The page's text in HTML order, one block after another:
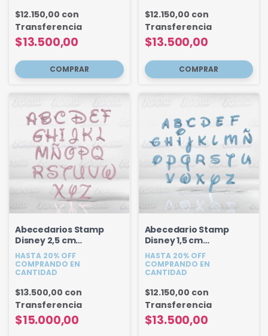
$13.500,00
$12.150,00 con
Transferencia
$13.500,00
$12.150,00 con
Transferencia
Abecedarios Stamp
Disney 2,5 cm
Mayusculas
HASTA 20% OFF
COMPRANDO EN
CANTIDAD
$15.000,00
$13.500,00 con
Transferencia
Abecedario Stamp
Disney 1,5 cm
Mayusculas (Tipografia
2)
HASTA 20% OFF
COMPRANDO EN
CANTIDAD
$13.500,00
$12.150,00 con
Transferencia